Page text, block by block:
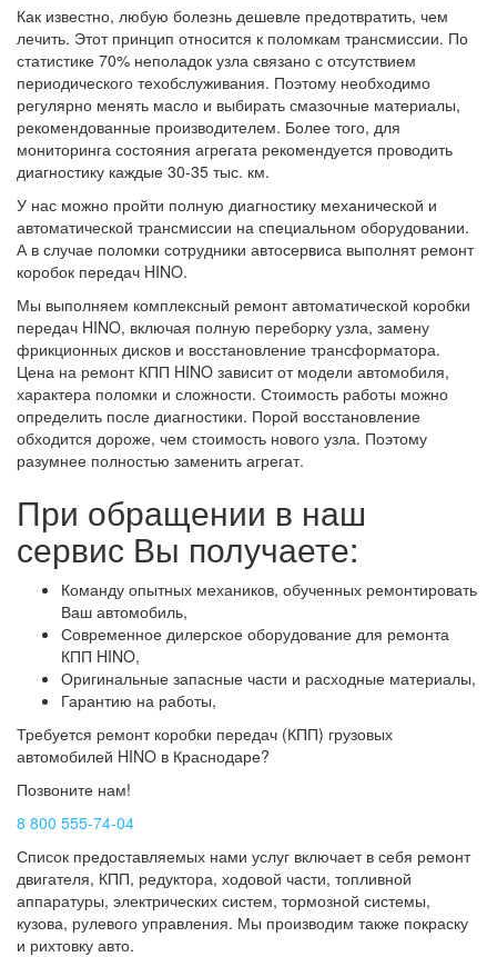
Как известно, любую болезнь дешевле предотвратить, чем
лечить. Этот принцип относится к поломкам трансмиссии. По
статистике 70% неполадок узла связано с отсутствием
периодического техобслуживания. Поэтому необходимо
регулярно менять масло и выбирать смазочные материалы,
рекомендованные производителем. Более того, для
мониторинга состояния агрегата рекомендуется проводить
диагностику каждые 30-35 тыс. км.
У нас можно пройти полную диагностику механической и
автоматической трансмиссии на специальном оборудовании.
А в случае поломки сотрудники автосервиса выполнят ремонт
коробок передач HINO.
Мы выполняем комплексный ремонт автоматической коробки
передач HINO, включая полную переборку узла, замену
фрикционных дисков и восстановление трансформатора.
Цена на ремонт КПП HINO зависит от модели автомобиля,
характера поломки и сложности. Стоимость работы можно
определить после диагностики. Порой восстановление
обходится дороже, чем стоимость нового узла. Поэтому
разумнее полностью заменить агрегат.
При обращении в наш
сервис Вы получаете:
Команду опытных механиков, обученных ремонтировать
Ваш автомобиль,
Современное дилерское оборудование для ремонта
КПП HINO,
Оригинальные запасные части и расходные материалы,
Гарантию на работы,
Требуется ремонт коробки передач (КПП) грузовых
автомобилей HINO в Краснодаре?
Позвоните нам!
8 800 555-74-04
Список предоставляемых нами услуг включает в себя ремонт
двигателя, КПП, редуктора, ходовой части, топливной
аппаратуры, электрических систем, тормозной системы,
кузова, рулевого управления. Мы производим также покраску
и рихтовку авто.